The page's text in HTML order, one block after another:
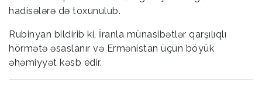
hadisələrə də toxunulub.
Rubinyan bildirib ki, İranla münasibətlər qarşılıqlı
hörmətə əsaslanır və Ermənistan üçün böyük
əhəmiyyət kəsb edir.